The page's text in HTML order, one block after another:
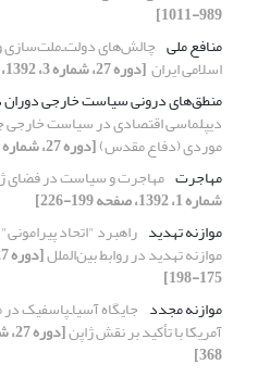
989-1011]
منافع ملی چالش‌های دولت‌ـ‌ملت‌سازی
اسلامی ایران ‏[دوره 27، شماره 3، 1392، صفحه 701-722]
منطق‌های درونی سیاست خارجی
دیپلماسی اقتصادی در سیاست خارجی
موردی (دفاع مقدس)‏[دوره 27، شماره 2، 1392، صفحه 411-444]
مهاجرت مهاجرت و سیاست در فضای
شماره 1، 1392، صفحه 199-226]
موازنه‌ تهدید راهبرد "اتحاد
موازنه تهدید در روابط بین‌الملل
175-198]
موازنه مجدد جایگاه آسیا‌ـ‌پاسفیک
آمریکا ‏با تأکید بر نقش ژاپن
368]